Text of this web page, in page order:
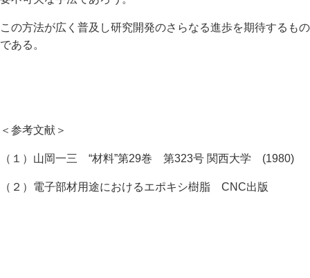
この方法が広く普及し研究開発のさらなる進歩を期待するもの
である。
＜参考文献＞
（１）山岡一三 “材料”第29巻 第323号 関西大学 (1980)
（２）電子部材用途におけるエポキシ樹脂 CNC出版